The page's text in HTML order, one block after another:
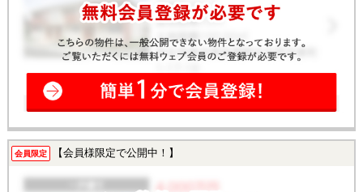
会員限定 【会員様限定で公開中！】